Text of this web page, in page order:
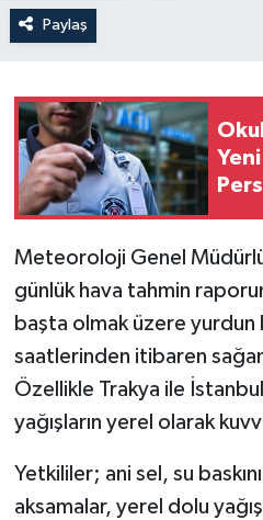
Paylaş
Meteoroloji Genel
günlük hava tahmin
başta olmak üzere
saatlerinden itibaren
Özellikle Trakya ile
yağışların yerel olarak
Yetkililer; ani sel, su
aksamalar, yerel dolu